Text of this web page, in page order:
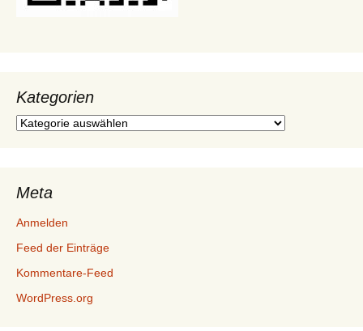
Kategorien
Kategorien
Meta
Anmelden
Feed der Einträge
Kommentare-Feed
WordPress.org